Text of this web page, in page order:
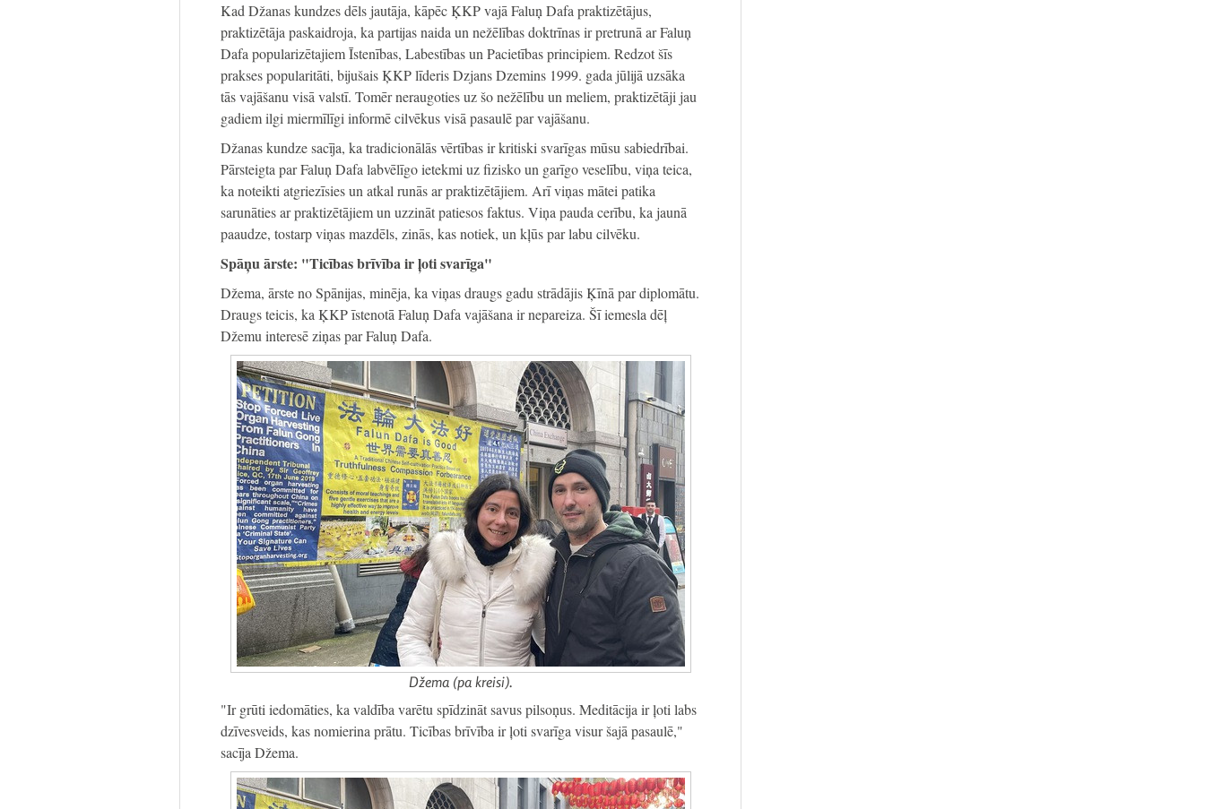
Kad Džanas kundzes dēls jautāja, kāpēc ĶKP vajā Faluņ Dafa praktizētājus,
praktizētāja paskaidroja, ka partijas naida un nežēlības doktrīnas ir pretrunā ar Faluņ
Dafa popularizētajiem Īstenības, Labestības un Pacietības principiem. Redzot šīs
prakses popularitāti, bijušais ĶKP līderis Dzjans Dzemins 1999. gada jūlijā uzsāka
tās vajāšanu visā valstī. Tomēr neraugoties uz šo nežēlību un meliem, praktizētāji jau
gadiem ilgi miermīlīgi informē cilvēkus visā pasaulē par vajāšanu.
Džanas kundze sacīja, ka tradicionālās vērtības ir kritiski svarīgas mūsu sabiedrībai.
Pārsteigta par Faluņ Dafa labvēlīgo ietekmi uz fizisko un garīgo veselību, viņa teica,
ka noteikti atgriezīsies un atkal runās ar praktizētājiem. Arī viņas mātei patika
sarunāties ar praktizētājiem un uzzināt patiesos faktus. Viņa pauda cerību, ka jaunā
paaudze, tostarp viņas mazdēls, zinās, kas notiek, un kļūs par labu cilvēku.
Spāņu ārste: "Ticības brīvība ir ļoti svarīga"
Džema, ārste no Spānijas, minēja, ka viņas draugs gadu strādājis Ķīnā par diplomātu.
Draugs teicis, ka ĶKP īstenotā Faluņ Dafa vajāšana ir nepareiza. Šī iemesla dēļ
Džemu interesē ziņas par Faluņ Dafa.
Džema (pa kreisi).
"Ir grūti iedomāties, ka valdība varētu spīdzināt savus pilsoņus. Meditācija ir ļoti labs
dzīvesveids, kas nomierina prātu. Ticības brīvība ir ļoti svarīga visur šajā pasaulē,"
sacīja Džema.